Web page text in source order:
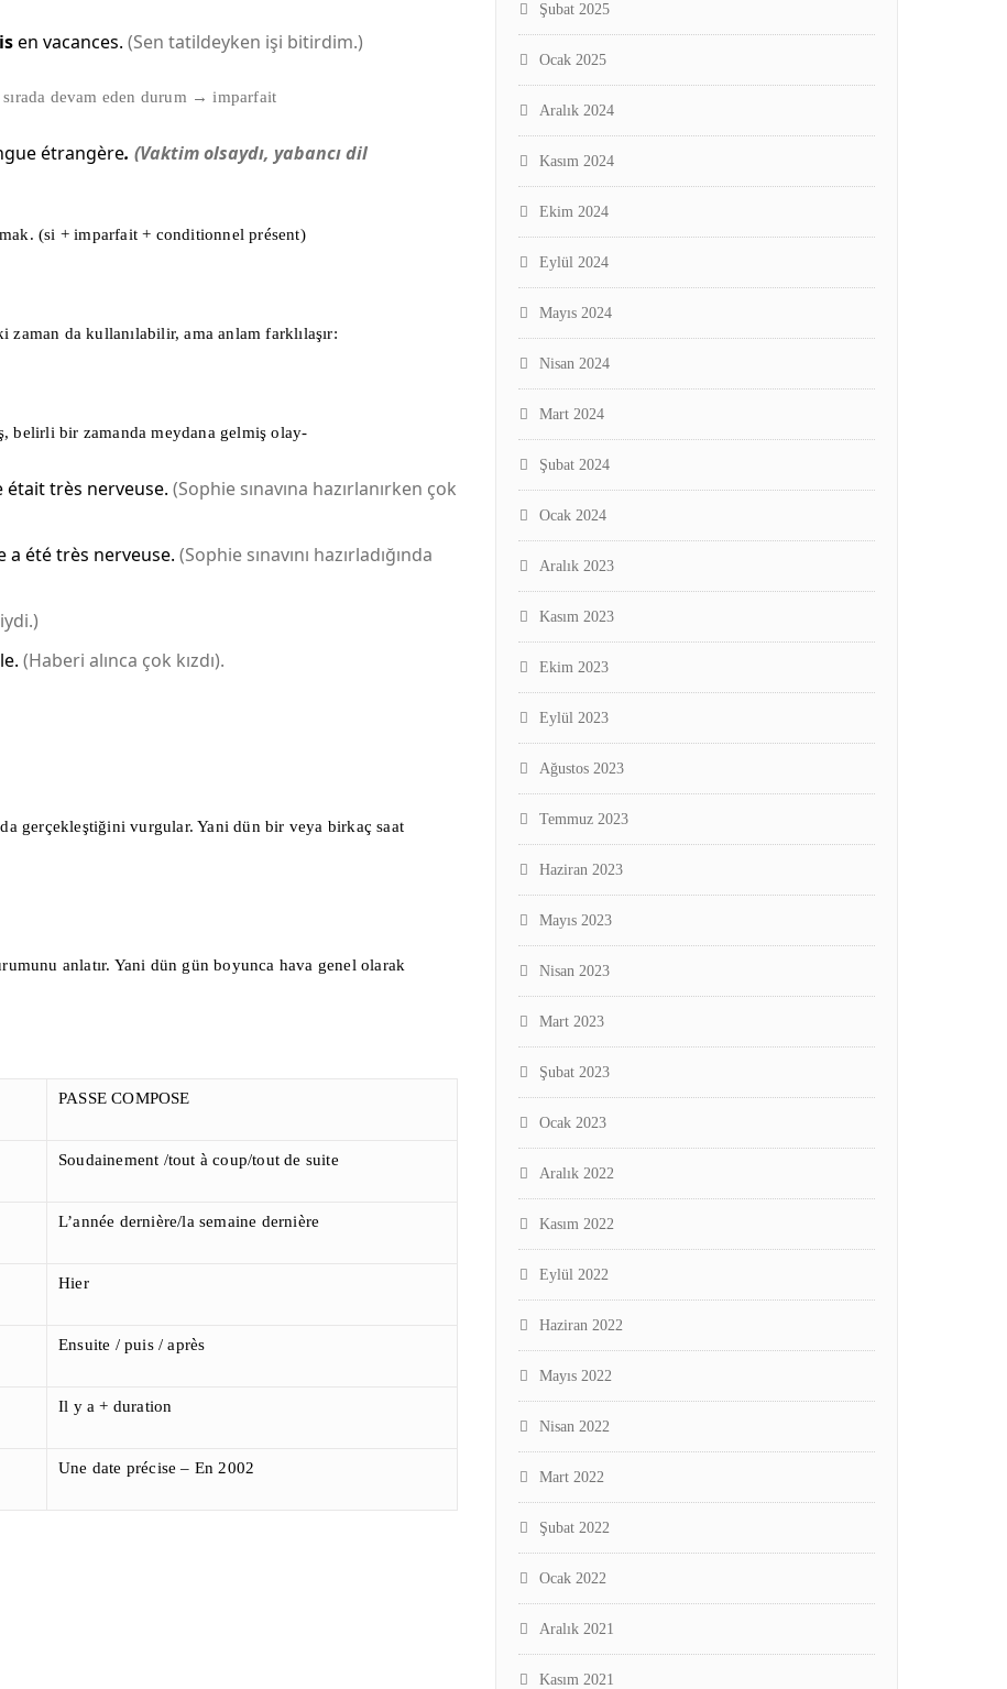
en vacances. (Sen tatildeyken işi bitirdim.)
devam eden durum → imparfait
étrangère. (Vaktim olsaydı, yabancı dil
(si + imparfait + conditionnel présent)
zaman da kullanılabilir, ama anlam farklılaşır:
belirli bir zamanda meydana gelmiş olay-
était très nerveuse. (Sophie sınavına hazırlanırken çok
a été très nerveuse. (Sophie sınavını hazırladığında
(Haberi alınca çok kızdı).
gerçekleştiğini vurgular. Yani dün bir veya birkaç saat
anlatır. Yani dün gün boyunca hava genel olarak
PASSE COMPOSE
Soudainement /tout à coup/tout de suite
L’année dernière/la semaine dernière
Hier
Ensuite / puis / après
Il y a + duration
Une date précise – En 2002
Şubat 2025
Ocak 2025
Aralık 2024
Kasım 2024
Ekim 2024
Eylül 2024
Mayıs 2024
Nisan 2024
Mart 2024
Şubat 2024
Ocak 2024
Aralık 2023
Kasım 2023
Ekim 2023
Eylül 2023
Ağustos 2023
Temmuz 2023
Haziran 2023
Mayıs 2023
Nisan 2023
Mart 2023
Şubat 2023
Ocak 2023
Aralık 2022
Kasım 2022
Eylül 2022
Haziran 2022
Mayıs 2022
Nisan 2022
Mart 2022
Şubat 2022
Ocak 2022
Aralık 2021
Kasım 2021